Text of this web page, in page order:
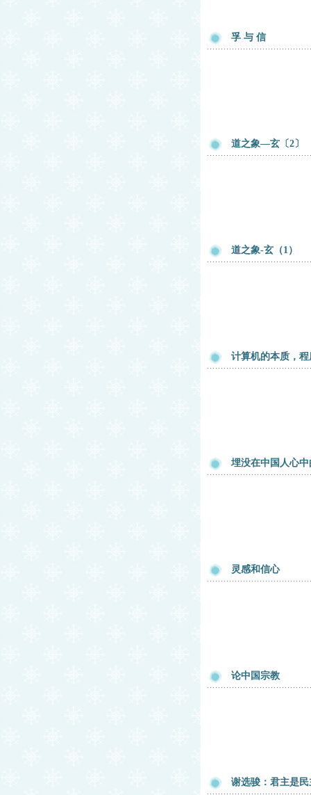
孚 与 信
道之象—玄〔2〕
道之象-玄（1）
计算机的本质，
埋没在中国人心
灵感和信心
论中国宗教
谢选骏：君主是